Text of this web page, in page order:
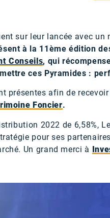
sur leur lancée avec un
à la 11ème édition
Conseils, qui
ces Pyramides :
présentes afin de
Foncier.
2022 de 6,58%,
pour ses
Un grand merci à